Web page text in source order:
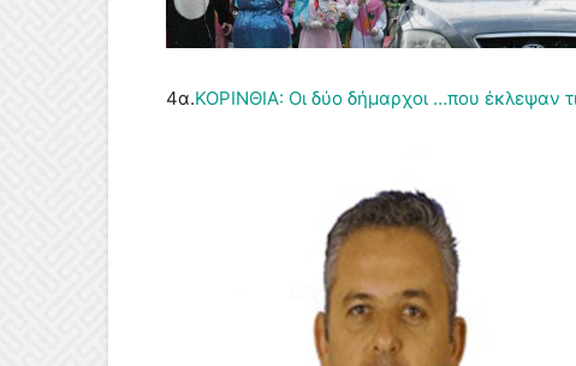
4α.ΚΟΡΙΝΘΙΑ: Οι δύο δήμαρχοι …που έκλεψαν